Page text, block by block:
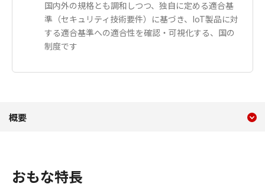
国内外の規格とも調和しつつ、独自に定める適合基
準（セキュリティ技術要件）に基づき、IoT製品に対
する適合基準への適合性を確認・可視化する、国の
制度です
概要 WebView Livescope
概要
おもな特長